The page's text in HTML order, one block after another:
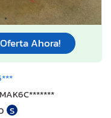
Oferta Ahora!
S